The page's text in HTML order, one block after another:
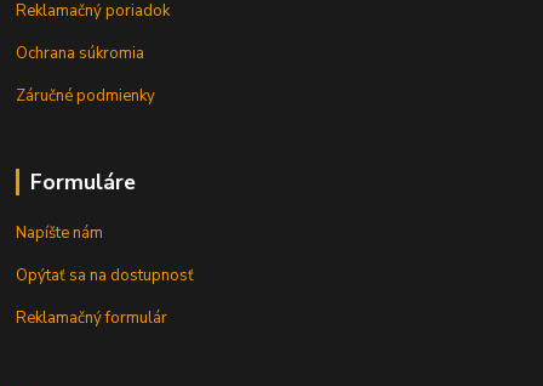
Reklamačný poriadok
Ochrana súkromia
Záručné podmienky
Formuláre
Napíšte nám
Opýtať sa na dostupnosť
Reklamačný formulár